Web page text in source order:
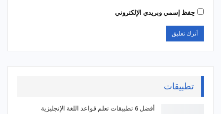
حِفظ إسمي وبريدي الإلكتروني
تطبيقات
أفضل 6 تطبيقات تعلم قواعد اللغة الإنجليزية